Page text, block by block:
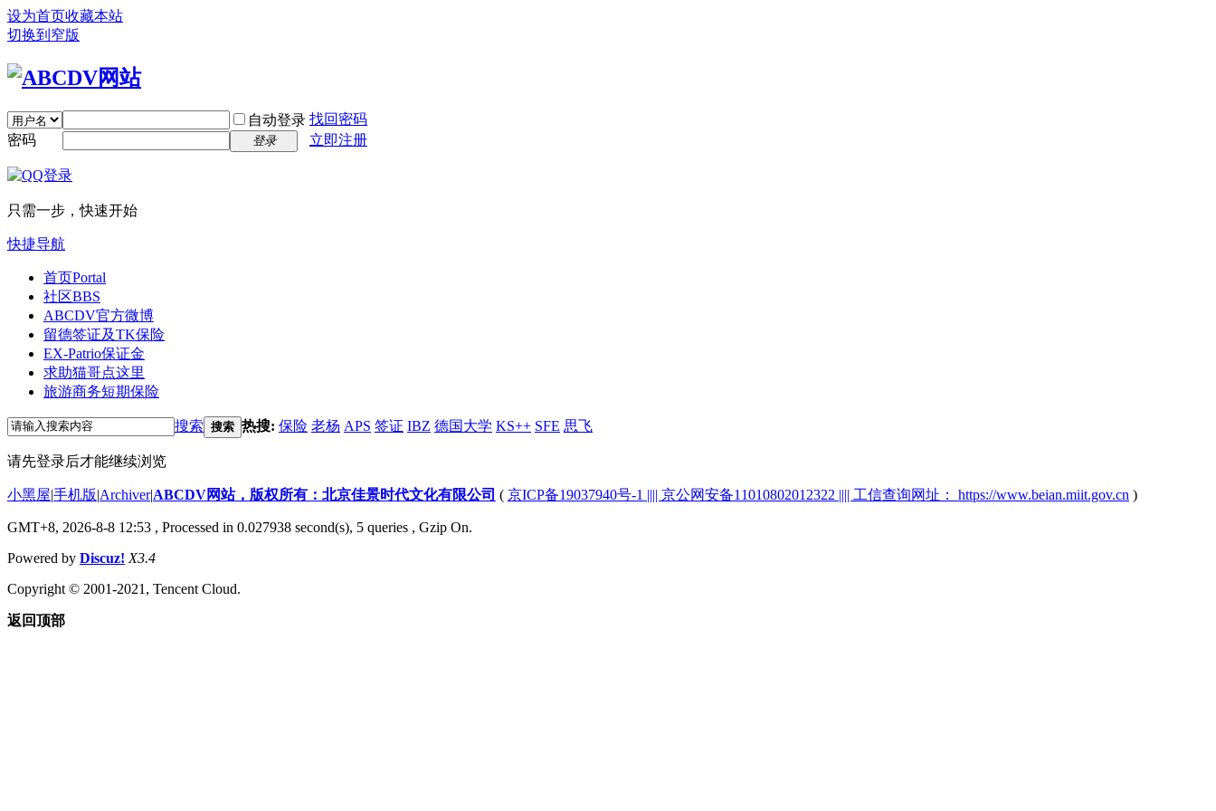
设为首页收藏本站
切换到窄版
自动登录 找回密码
密码
登录 立即注册
只需一步，快速开始
快捷导航
首页Portal
社区BBS
ABCDV官方微博
留德签证及TK保险
EX-Patrio保证金
求助猫哥点这里
旅游商务短期保险
搜索 搜索 热搜: 保险 老杨 APS 签证 IBZ 德国大学 KS++ SFE 思飞
请先登录后才能继续浏览
小黑屋|手机版|Archiver|ABCDV网站，版权所有：北京佳景时代文化有限公司 ( 京ICP备19037940号-1 |||| 京公网安备11010802012322 |||| 工信查询网址： https://www.beian.miit.gov.cn )
GMT+8, 2026-8-8 12:53 , Processed in 0.027938 second(s), 5 queries , Gzip On.
Powered by Discuz! X3.4
Copyright © 2001-2021, Tencent Cloud.
返回顶部